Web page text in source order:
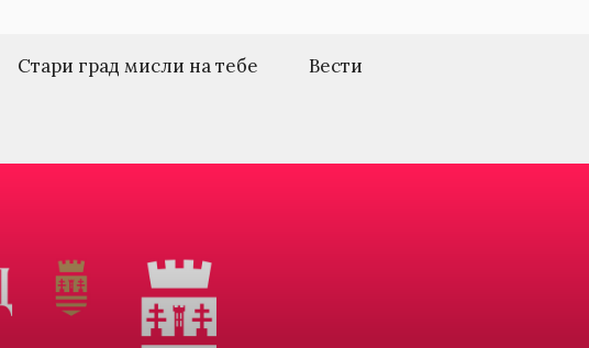
Стари град мисли на тебе Вести